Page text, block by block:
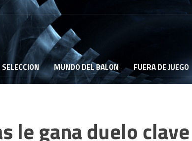
SELECCION MUNDO DEL BALON FUERA DE JUEGO
le gana duelo